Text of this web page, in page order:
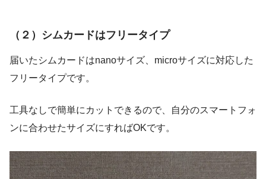
（２）シムカードはフリータイプ
届いたシムカードはnanoサイズ、microサイズに対応した
フリータイプです。
工具なしで簡単にカットできるので、自分のスマートフォ
ンに合わせたサイズにすればOKです。